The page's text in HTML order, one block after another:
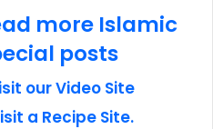
more Islamic
posts
our Video Site
a Recipe Site.